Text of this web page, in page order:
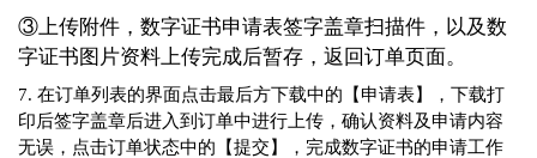
③上传附件，数字证书申请表签字盖章扫描件，以及数
字证书图片资料上传完成后暂存，返回订单页面。
7. 在订单列表的界面点击最后方下载中的【申请表】，下载打
印后签字盖章后进入到订单中进行上传，确认资料及申请内容
无误，点击订单状态中的【提交】，完成数字证书的申请工作